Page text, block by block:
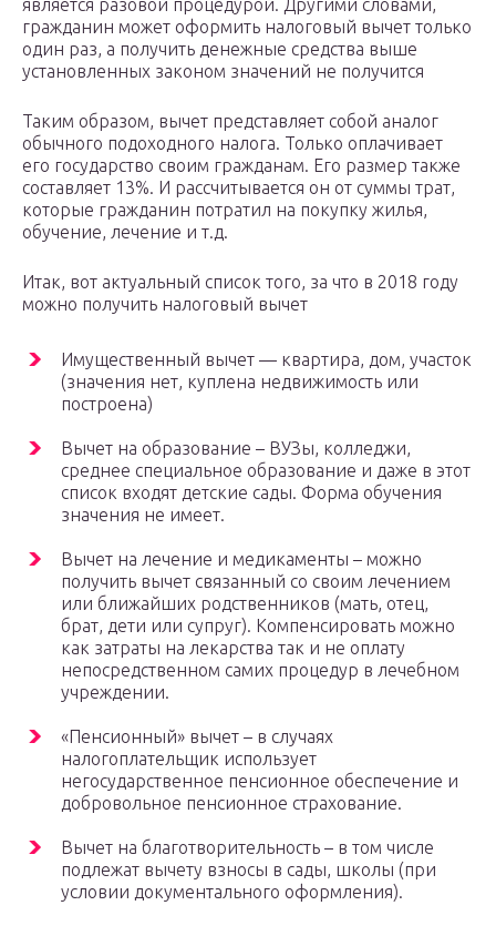
является разовой процедурой. Другими словами,
гражданин может оформить налоговый вычет только
один раз, а получить денежные средства выше
установленных законом значений не получится
Таким образом, вычет представляет собой аналог
обычного подоходного налога. Только оплачивает
его государство своим гражданам. Его размер также
составляет 13%. И рассчитывается он от суммы трат,
которые гражданин потратил на покупку жилья,
обучение, лечение и т.д.
Итак, вот актуальный список того, за что в 2018 году
можно получить налоговый вычет
Имущественный вычет — квартира, дом, участок
(значения нет, куплена недвижимость или
построена)
Вычет на образование – ВУЗы, колледжи,
среднее специальное образование и даже в этот
список входят детские сады. Форма обучения
значения не имеет.
Вычет на лечение и медикаменты – можно
получить вычет связанный со своим лечением
или ближайших родственников (мать, отец,
брат, дети или супруг). Компенсировать можно
как затраты на лекарства так и не оплату
непосредственном самих процедур в лечебном
учреждении.
«Пенсионный» вычет – в случаях
налогоплательщик использует
негосударственное пенсионное обеспечение и
добровольное пенсионное страхование.
Вычет на благотворительность – в том числе
подлежат вычету взносы в сады, школы (при
условии документального оформления).